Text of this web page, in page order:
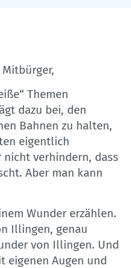
Themen
dazu bei, den
Bahnen zu halten,
eigentlich
nicht verhindern, dass
Aber man kann
Wunder erzählen.
Illingen, genau
von Illingen. Und
eigenen Augen und